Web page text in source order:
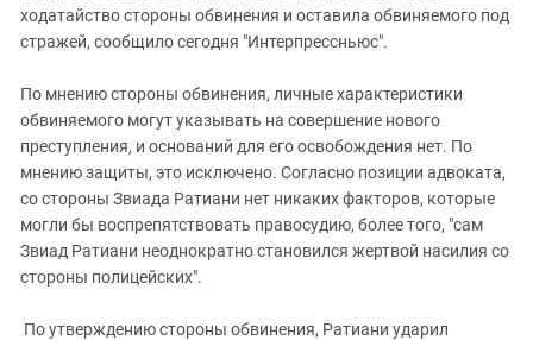
ходатайство стороны обвинения и оставила обвиняемого под
стражей, сообщило сегодня "Интерпрессньюс".
По мнению стороны обвинения, личные характеристики
обвиняемого могут указывать на совершение нового
преступления, и оснований для его освобождения нет. По
мнению защиты, это исключено. Согласно позиции адвоката,
со стороны Звиада Ратиани нет никаких факторов, которые
могли бы воспрепятствовать правосудию, более того, "сам
Звиад Ратиани неоднократно становился жертвой насилия со
стороны полицейских".
По утверждению стороны обвинения, Ратиани ударил